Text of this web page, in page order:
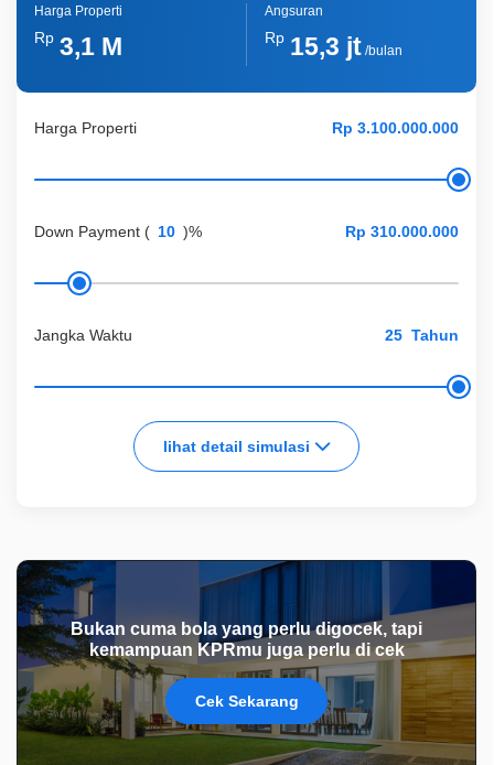
Harga Properti
Down Payment ( )%
Jangka Waktu Tahun
lihat detail simulasi
Harga Properti
Rp 3,1 M
Angsuran
Rp 15,3 jt/bulan
Bukan cuma bola yang perlu digocek, tapi
kemampuan KPRmu juga perlu di cek
Cek Sekarang